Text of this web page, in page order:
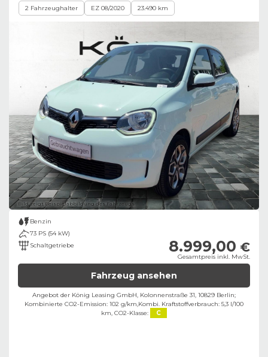
2 Fahrzeughalter EZ 08/2020 23.490 km
Bild zeigt Beispielabbildung des Fahrzeugs
Benzin
73 PS (54 kW)
Schaltgetriebe
8.999,00 €
Gesamtpreis inkl. MwSt.
Fahrzeug ansehen
Angebot der König Leasing GmbH, Kolonnenstraße 31, 10829 Berlin;
Kombinierte CO2-Emission: 102 g/km,Kombi. Kraftstoffverbrauch: 5,3 l/100
km, CO2-Klasse: C